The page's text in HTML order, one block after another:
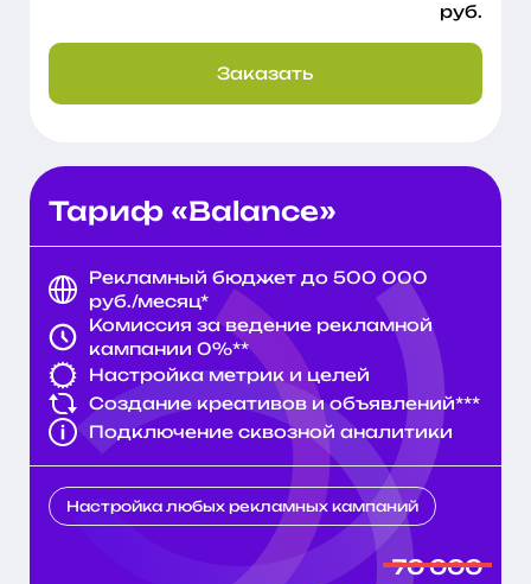
руб.
Заказать
Тариф «Balance»
Рекламный бюджет до 500 000
руб./месяц*
Комиссия за ведение рекламной
кампании 0%**
Настройка метрик и целей
Создание креативов и объявлений***
Подключение сквозной аналитики
Настройка любых рекламных кампаний
70 000